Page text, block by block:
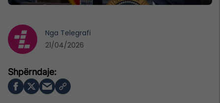
Nga Telegrafi
21/04/2026